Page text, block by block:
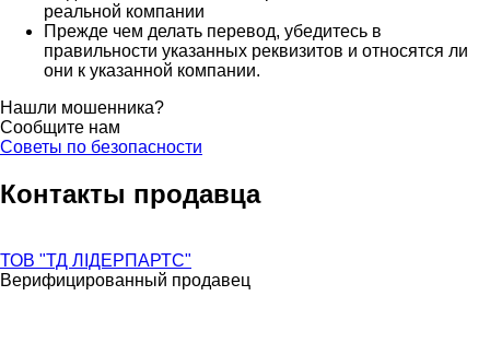
реальной компании
Прежде чем делать перевод, убедитесь в
правильности указанных реквизитов и относятся ли
они к указанной компании.
Нашли мошенника?
Сообщите нам
Советы по безопасности
Контакты продавца
ТОВ "ТД ЛІДЕРПАРТС"
Верифицированный продавец